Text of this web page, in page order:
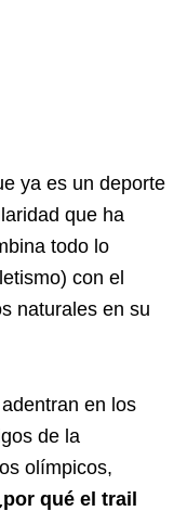
ya es un deporte
que ha
todo lo
con el
naturales en su
en los
de la
olímpicos,
qué el trail